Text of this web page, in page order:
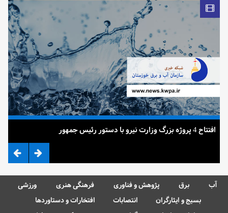
افتتاح 4 پروژه بزرگ وزارت نیرو با دستور رئیس جمهور
آب برق پژوهش و فناوری فرهنگی هنری
ورزشی
بسیج و ایثارگران
انتصابات
افتخارات و دستاوردها